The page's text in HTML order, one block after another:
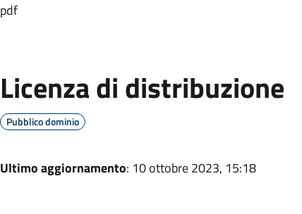
pdf
Licenza di distribuzione
Pubblico dominio
Ultimo aggiornamento: 10 ottobre 2023, 15:18